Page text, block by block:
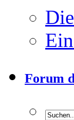
Forum